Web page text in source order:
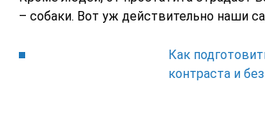
– собаки. Вот уж действительно наши
Как
контраста и